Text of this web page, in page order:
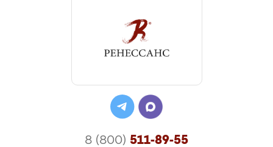
8 (800) 511-89-55